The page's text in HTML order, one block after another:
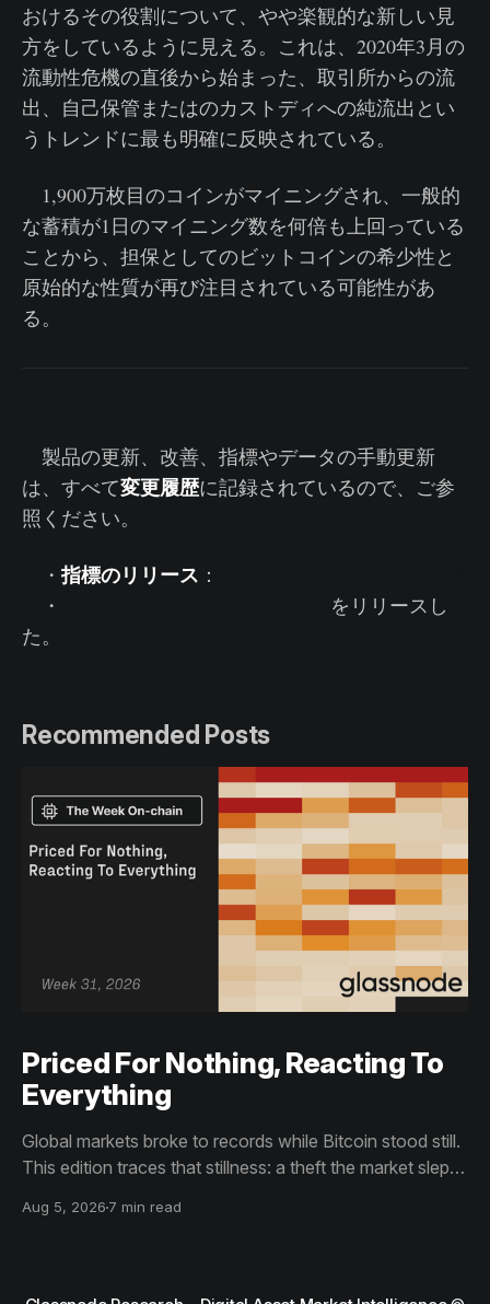
おけるその役割について、やや楽観的な新しい見
方をしているように見える。これは、2020年3月の
流動性危機の直後から始まった、取引所からの流
出、自己保管またはのカストディへの純流出とい
うトレンドに最も明確に反映されている。
1,900万枚目のコインがマイニングされ、一般的
な蓄積が1日のマイニング数を何倍も上回っている
ことから、担保としてのビットコインの希少性と
原始的な性質が再び注目されている可能性があ
る。
製品の更新、改善、指標やデータの手動更新
は、すべて変更履歴に記録されているので、ご参
照ください。
・指標のリリース ：
・
をリリースし
た。
Recommended Posts
Priced For Nothing, Reacting To
Everything
Global markets broke to records while Bitcoin stood still.
This edition traces that stillness: a theft the market slept
than capitulation, and an options market priced for
Aug 5, 2026 7 min read